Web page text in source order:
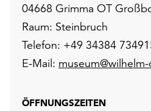
04668 Grimma OT
Raum: Steinbruch
Telefon: +49 34384
E-Mail:
ÖFFNUNGSZEITEN